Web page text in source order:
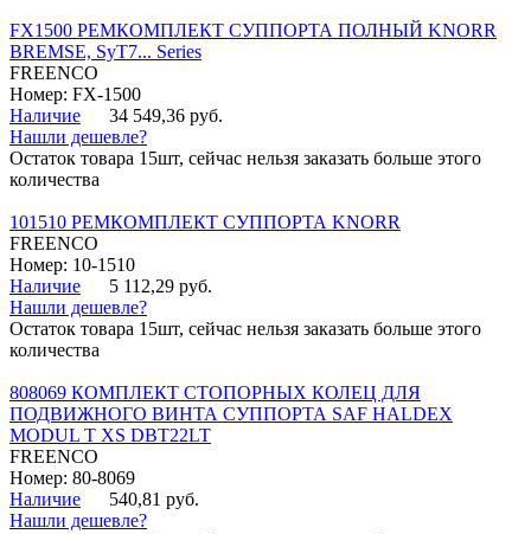
FX1500 РЕМКОМПЛЕКТ СУППОРТА ПОЛНЫЙ KNORR
BREMSE, SyT7... Series
FREENCO
Номер: FX-1500
Наличие
34 549,36 руб.
Нашли дешевле?
Остаток товара 15шт, сейчас нельзя заказать больше этого
количества
101510 РЕМКОМПЛЕКТ СУППОРТА KNORR
FREENCO
Номер: 10-1510
Наличие
5 112,29 руб.
Нашли дешевле?
Остаток товара 15шт, сейчас нельзя заказать больше этого
количества
808069 КОМПЛЕКТ СТОПОРНЫХ КОЛЕЦ ДЛЯ
ПОДВИЖНОГО ВИНТА СУППОРТА SAF HALDEX
MODUL T XS DBT22LT
FREENCO
Номер: 80-8069
Наличие
540,81 руб.
Нашли дешевле?